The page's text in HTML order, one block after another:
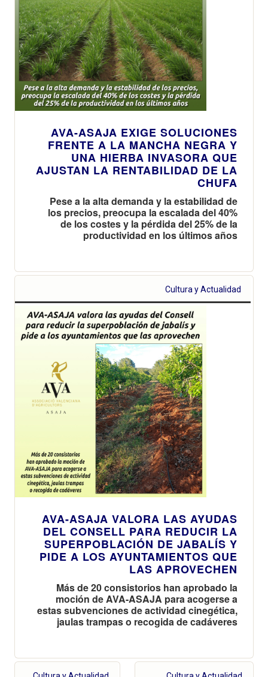
AVA-ASAJA EXIGE SOLUCIONES
FRENTE A LA MANCHA NEGRA Y
UNA HIERBA INVASORA QUE
AJUSTAN LA RENTABILIDAD DE LA
CHUFA
Pese a la alta demanda y la estabilidad de
los precios, preocupa la escalada del 40%
de los costes y la pérdida del 25% de la
productividad en los últimos años
Cultura y Actualidad
AVA-ASAJA VALORA LAS AYUDAS
DEL CONSELL PARA REDUCIR LA
SUPERPOBLACIÓN DE JABALÍS Y
PIDE A LOS AYUNTAMIENTOS QUE
LAS APROVECHEN
Más de 20 consistorios han aprobado la
moción de AVA-ASAJA para acogerse a
estas subvenciones de actividad cinegética,
jaulas trampas o recogida de cadáveres